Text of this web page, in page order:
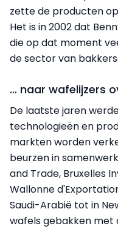
zette de producten
Het is in 2002 dat
die op dat moment
de sector van
… naar wafelijzers
De laatste jaren
technologieën en
markten worden
beurzen in
and Trade, Bruxelles
Wallonne
Saudi-Arabië tot in
wafels gebakken met